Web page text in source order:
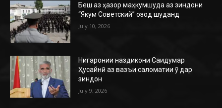
Беш аз ҳазор маҳкумшуда аз зиндони
“Якум Советский” озод шуданд
July 10, 2026
Нигаронии наздикони Саидумар
Ҳусайнӣ аз вазъи саломатии ӯ дар
зиндон
July 9, 2026